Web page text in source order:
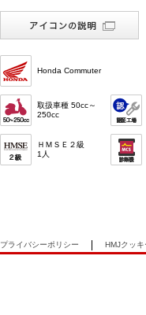
Honda Commuter
取扱車種 50cc～
250cc
ＨＭＳＥ２級
1人
プライバシーポリシー HMJクッ